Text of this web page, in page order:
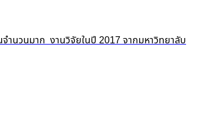
จำนวนมาก งานวิจัยในปี 2017 จากมหาวิทยาลับ